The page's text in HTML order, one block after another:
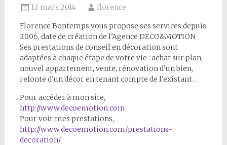
12 mars 2014 florence
Florence Bontemps vous propose ses services depuis
2006, date de création de l’Agence DECO&MOTION
Ses prestations de conseil en décoration sont
adaptées à chaque étape de votre vie : achat sur plan,
nouvel appartement, vente, rénovation d’un bien,
refonte d’un décor en tenant compte de l’existant…
Pour accèder à mon site,
http://www.decoemotion.com
Pour voir mes prestations,
http://www.decoemotion.com/prestations-
decoration/